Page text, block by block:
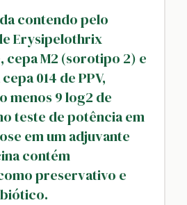
contendo pelo
Erysipelothrix
cepa M2 (sorotipo 2) e
014 de PPV,
menos 9 log2 de
teste de potência em
em um adjuvante
contém
preservativo e